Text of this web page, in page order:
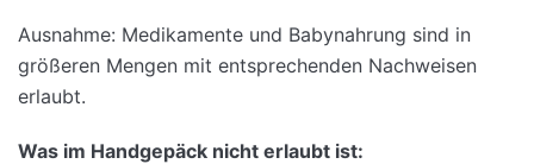
Ausnahme: Medikamente und Babynahrung sind in
größeren Mengen mit entsprechenden Nachweisen
erlaubt.
Was im Handgepäck nicht erlaubt ist: